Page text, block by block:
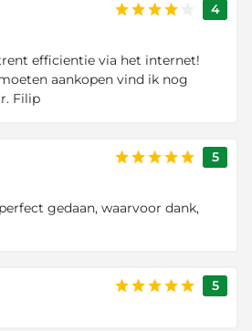
4
efficientie via het internet!
aankopen vind ik nog
Filip
5
gedaan, waarvoor dank,
5